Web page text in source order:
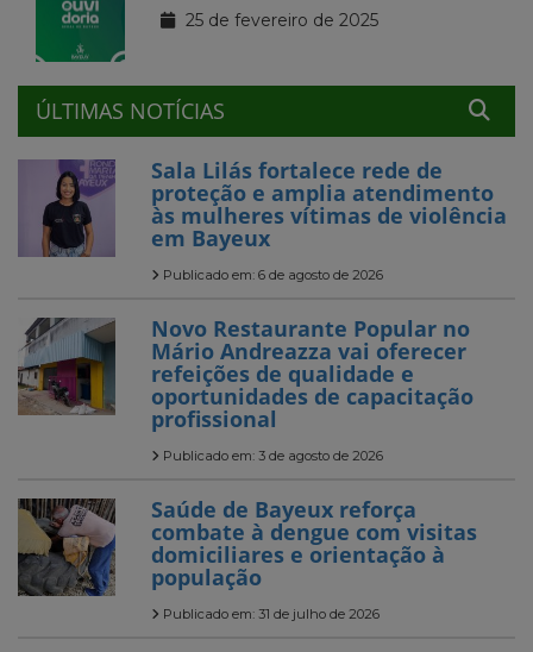
25 de fevereiro de 2025
ÚLTIMAS NOTÍCIAS
Sala Lilás fortalece rede de
proteção e amplia atendimento
às mulheres vítimas de violência
em Bayeux
Publicado em: 6 de agosto de 2026
Novo Restaurante Popular no
Mário Andreazza vai oferecer
refeições de qualidade e
oportunidades de capacitação
profissional
Publicado em: 3 de agosto de 2026
Saúde de Bayeux reforça
combate à dengue com visitas
domiciliares e orientação à
população
Publicado em: 31 de julho de 2026